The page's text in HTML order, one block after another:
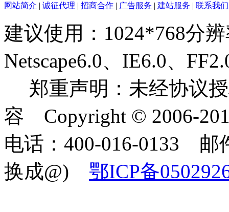
网站简介 | 诚征代理 | 招商合作 | 广告服务 | 建站服务 | 联系我们
建议使用：1024*768分
Netscape6.0、IE6.0、
郑重声明：未经协议
容 Copyright © 2006-
电话：400-016-0133 邮
换成@) 鄂ICP备